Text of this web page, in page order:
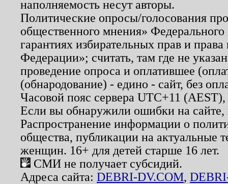
наполняемость несут авторы.
Политические опросы/голосования
общественного мнения»
гарантиях избирательных прав и
Федерации»; считать, там где не
проведение опроса и оплатившее
(обнародование) - едино - сайт, без
Часовой пояс сервера UTC+11
Если вы обнаружили ошибки на
Распространение информации о
общества, публикации на актуальные
женщин. 16+ для детей старше 16 лет.
СМИ не получает субсидий.
Адреса сайта: DEBRI-DV.COM,